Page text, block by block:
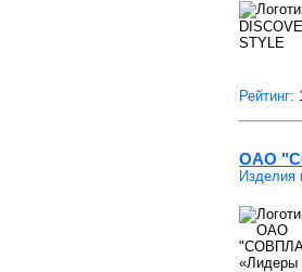
Рейтинг:
OAO
Изделия
«Лидеры